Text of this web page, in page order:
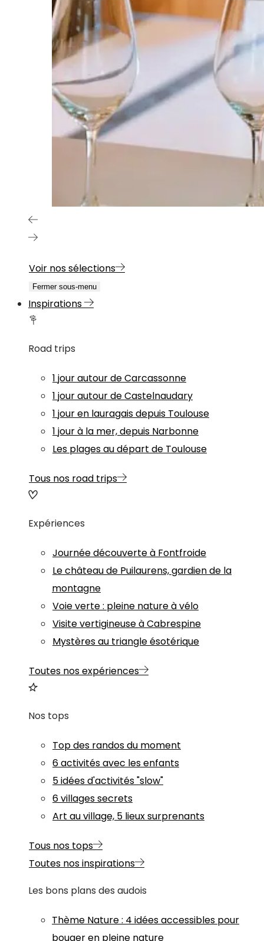
Voir nos sélections
Fermer sous-menu
Inspirations
Road trips
1 jour autour de Carcassonne
1 jour autour de Castelnaudary
1 jour en lauragais depuis Toulouse
1 jour à la mer, depuis Narbonne
Les plages au départ de Toulouse
Tous nos road trips
Expériences
Journée découverte à Fontfroide
Le château de Puilaurens, gardien de la
montagne
Voie verte : pleine nature à vélo
Visite vertigineuse à Cabrespine
Mystères au triangle ésotérique
Toutes nos expériences
Nos tops
Top des randos du moment
6 activités avec les enfants
5 idées d'activités "slow"
6 villages secrets
Art au village, 5 lieux surprenants
Tous nos tops
Toutes nos inspirations
Les bons plans des audois
Thème Nature: 4 idées accessibles pour
bouger en pleine nature